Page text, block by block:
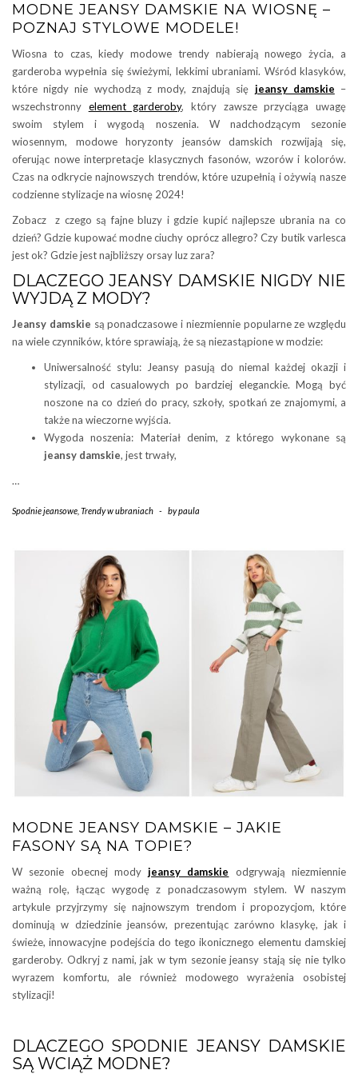
MODNE JEANSY DAMSKIE NA WIOSNĘ –
POZNAJ STYLOWE MODELE!
Wiosna to czas, kiedy modowe trendy nabierają nowego życia, a
garderoba wypełnia się świeżymi, lekkimi ubraniami. Wśród klasyków,
które nigdy nie wychodzą z mody, znajdują się jeansy damskie –
wszechstronny element garderoby, który zawsze przyciąga uwagę
swoim stylem i wygodą noszenia. W nadchodzącym sezonie
wiosennym, modowe horyzonty jeansów damskich rozwijają się,
oferując nowe interpretacje klasycznych fasonów, wzorów i kolorów.
Czas na odkrycie najnowszych trendów, które uzupełnią i ożywią nasze
codzienne stylizacje na wiosnę 2024!
Zobacz z czego są fajne bluzy i gdzie kupić najlepsze ubrania na co
dzień? Gdzie kupować modne ciuchy oprócz allegro? Czy butik varlesca
jest ok? Gdzie jest najbliższy orsay luz zara?
DLACZEGO JEANSY DAMSKIE NIGDY NIE
WYJDĄ Z MODY?
Jeansy damskie są ponadczasowe i niezmiennie popularne ze względu
na wiele czynników, które sprawiają, że są niezastąpione w modzie:
Uniwersalność stylu: Jeansy pasują do niemal każdej okazji i
stylizacji, od casualowych po bardziej eleganckie. Mogą być
noszone na co dzień do pracy, szkoły, spotkań ze znajomymi, a
także na wieczorne wyjścia.
Wygoda noszenia: Materiał denim, z którego wykonane są
jeansy damskie, jest trwały,
…
Spodnie jeansowe Trendy w ubraniach - bypaula
MODNE JEANSY DAMSKIE – JAKIE
FASONY SĄ NA TOPIE?
W sezonie obecnej modyjeansy damskie odgrywają niezmiennie
ważną rolę, łącząc wygodę z ponadczasowym stylem. W naszym
artykule przyjrzymy się najnowszym trendom i propozycjom, które
dominują w dziedzinie jeansów, prezentując zarówno klasykę, jak i
świeże, innowacyjne podejścia do tego ikonicznego elementu damskiej
garderoby. Odkryj z nami, jak w tym sezonie jeansy stają się nie tylko
wyrazem komfortu, ale również modowego wyrażenia osobistej
stylizacji!
DLACZEGO SPODNIE JEANSY DAMSKIE
SĄ WCIĄŻ MODNE?